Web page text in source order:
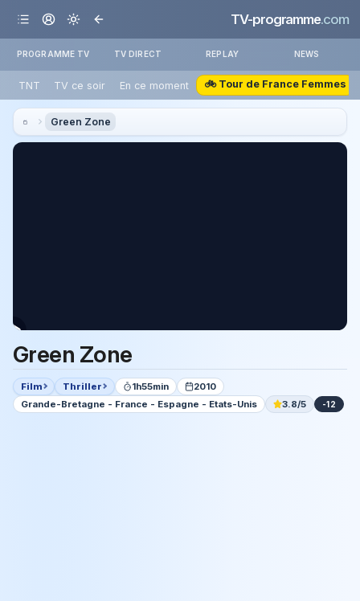
TV-programme.com
PROGRAMME TV TV DIRECT REPLAY NEWS
TNT TV ce soir En ce moment 🚲 Tour de France Femmes
Green Zone
Green Zone
Film Thriller 1h55min
2010
Grande-Bretagne - France - Espagne - Etats-Unis
3.8/5 -12